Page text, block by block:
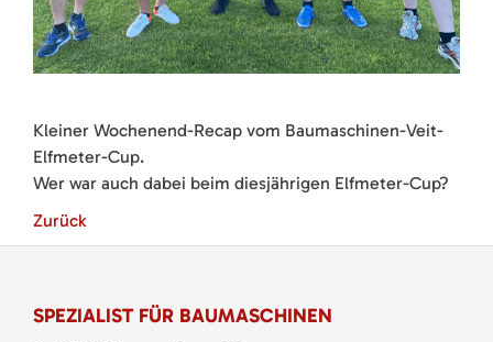
Kleiner Wochenend-Recap vom Baumaschinen-Veit-
Elfmeter-Cup.
Wer war auch dabei beim diesjährigen Elfmeter-Cup?
Zurück
SPEZIALIST FÜR BAUMASCHINEN